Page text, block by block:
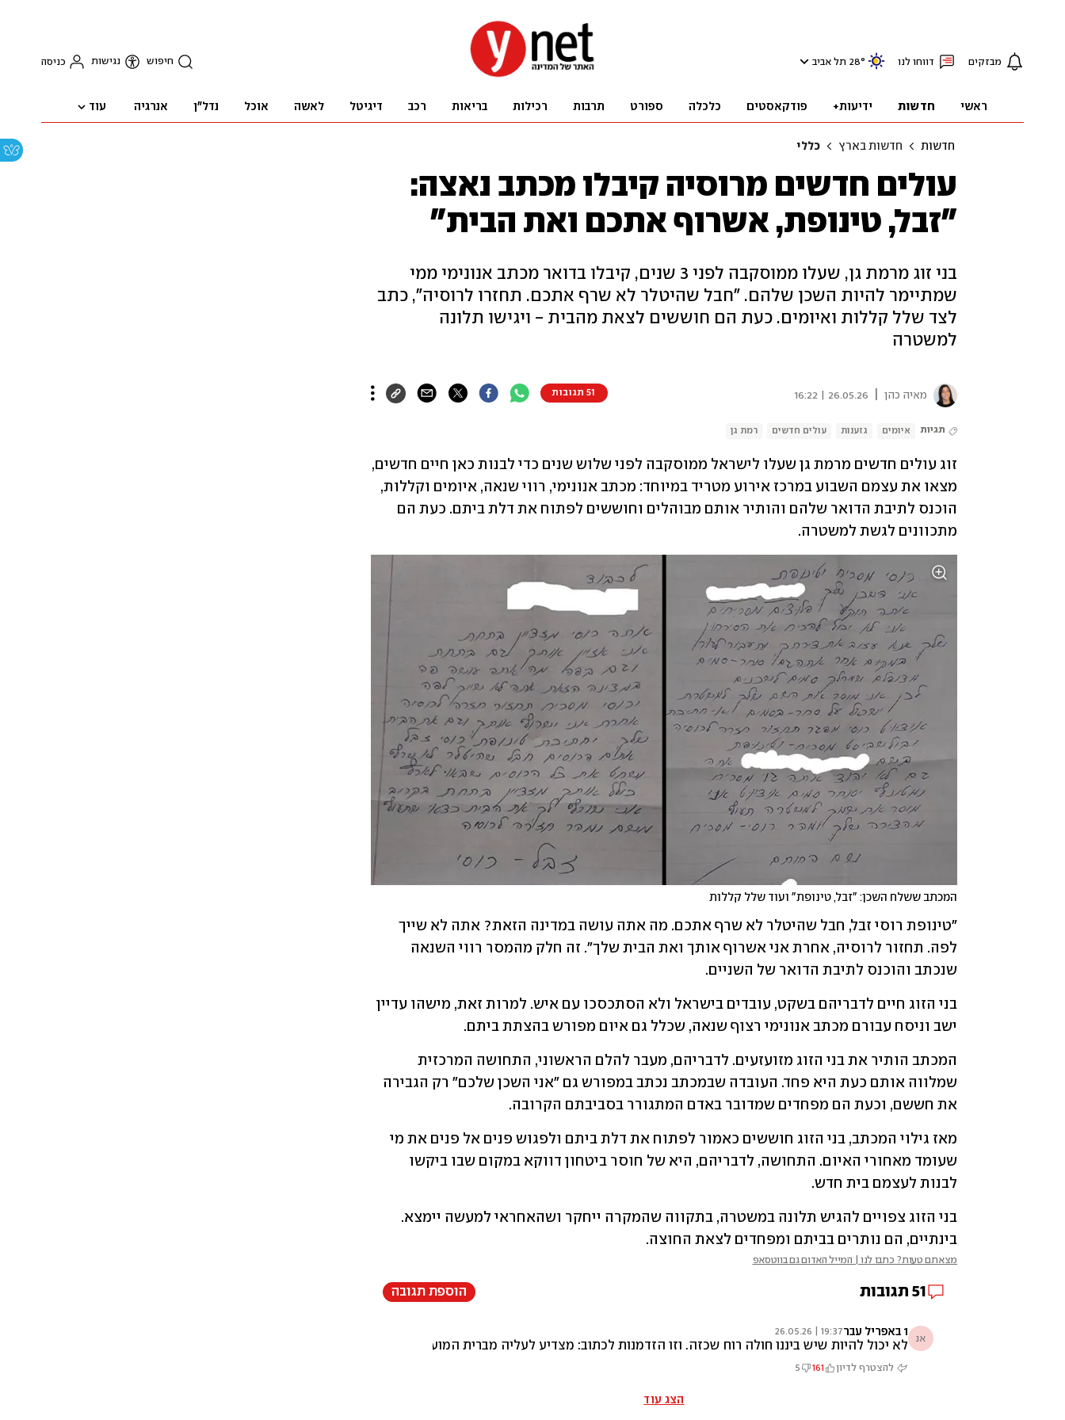
מבזקים דווחו לנו 28° תל אביב חיפוש נגישות כניסה
ראשי חדשות ידיעות+ פודקאסטים כלכלה ספורט תרבות רכילות בריאות רכב דיגיטל לאשה אוכל נדל"ן אנרגיה עוד
חדשות חדשות בארץ כללי
עולים חדשים מרוסיה קיבלו מכתב נאצה:
"זבל, טינופת, אשרוף אתכם ואת הבית"
בני זוג מרמת גן, שעלו ממוסקבה לפני 3 שנים, קיבלו בדואר מכתב אנונימי ממי
שמתיימר להיות השכן שלהם. "חבל שהיטלר לא שרף אתכם. תחזרו לרוסיה", כתב
לצד שלל קללות ואיומים. כעת הם חוששים לצאת מהבית - ויגישו תלונה
למשטרה
מאיה כהן 26.05.26 | 16:22 51 תגובות
תגיות איומים גזענות עולים חדשים רמת גן
מתכוונים לגשת למשטרה.
המכתב ששלח השכן: "זבל, טינופת" ועוד שלל קללות
שנכתב והוכנס לתיבת הדואר של השניים.
ישב וניסח עבורם מכתב אנונימי רצוף שנאה, שכלל גם איום מפורש בהצתת ביתם.
את חששם, וכעת הם מפחדים שמדובר באדם המתגורר בסביבתם הקרובה.
לבנות לעצמם בית חדש.
בינתיים, הם נותרים בביתם ומפחדים לצאת החוצה.
מצאתם טעות? כתבו לנו | המייל האדום גם בווטסאפ
51 תגובות הוספת תגובה
אנ 1 באפריל עבר 19:37 | 26.05.26
לא יכול להיות שיש ביננו חולה רוח שכזה. וזו הזדמנות לכתוב: מצדיע לעליה מברית המועצות לשעבר. שיבואו עוד מליון כאלו. רווח של כולנו.
להצטרף לדיון 161
5
הצג עוד